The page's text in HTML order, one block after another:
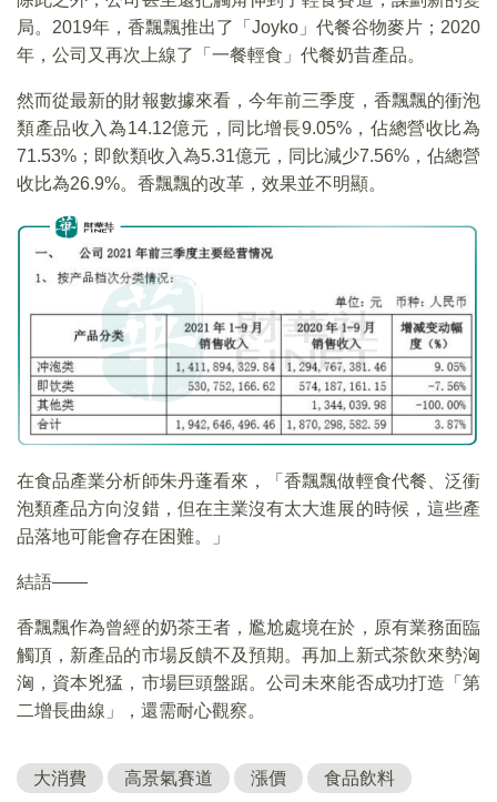
局。2019年，香飄飄推出了「Joyko」代餐谷物麥片；2020
年，公司又再次上線了「一餐輕食」代餐奶昔產品。
然而從最新的財報數據來看，今年前三季度，香飄飄的衝泡
類產品收入為14.12億元，同比增長9.05%，佔總營收比為
71.53%；即飲類收入為5.31億元，同比減少7.56%，佔總營
收比為26.9%。香飄飄的改革，效果並不明顯。
在食品產業分析師朱丹蓬看來，「香飄飄做輕食代餐、泛衝
泡類產品方向沒錯，但在主業沒有太大進展的時候，這些產
品落地可能會存在困難。」
結語——
香飄飄作為曾經的奶茶王者，尷尬處境在於，原有業務面臨
觸頂，新產品的市場反饋不及預期。再加上新式茶飲來勢洶
洶，資本兇猛，市場巨頭盤踞。公司未來能否成功打造「第
二增長曲線」，還需耐心觀察。
大消費 高景氣賽道 漲價 食品飲料